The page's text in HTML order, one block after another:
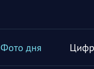
Фото дня